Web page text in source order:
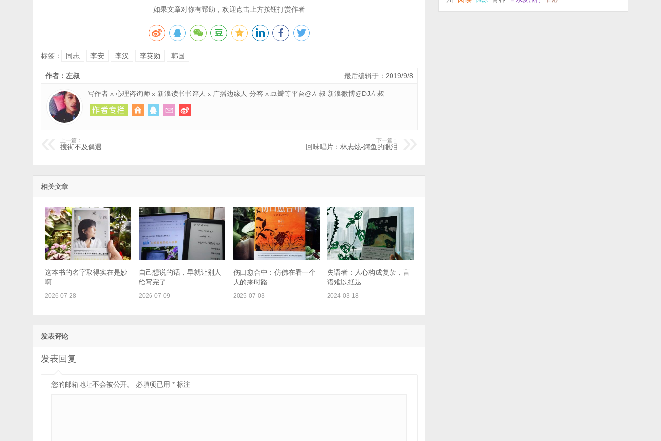
如果文章对你有帮助，欢迎点击上方按钮打赏作者
标签： 同志 李安 李汉 李英勋 韩国
最后编辑于：2019/9/8
作者：左叔
写作者 x 心理咨询师 x 新浪读书书评人 x 广播边缘人 分答 x 豆瓣等平台@左叔 新浪微博@DJ左叔
上一篇：
搜街不及偶遇
下一篇：
回味唱片：林志炫-鳄鱼的眼泪
相关文章
这本书的名字取得实在是妙
啊
2026-07-28
自己想说的话，早就让别人
给写完了
2026-07-09
伤口愈合中：仿佛在看一个
人的来时路
2025-07-03
失语者：人心构成复杂，言
语难以抵达
2024-03-18
发表评论
发表回复
您的邮箱地址不会被公开。 必填项已用* 标注